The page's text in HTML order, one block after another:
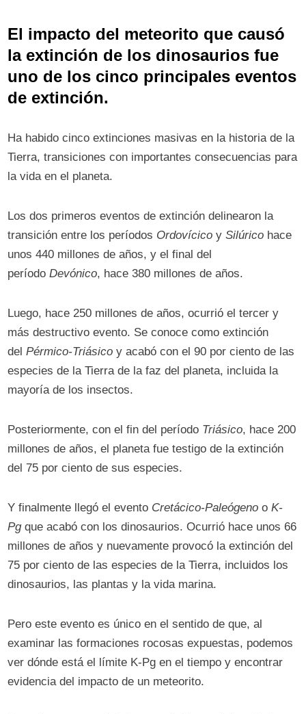
El impacto del meteorito que causó
la extinción de los dinosaurios fue
uno de los cinco principales eventos
de extinción.
Ha habido cinco extinciones masivas en la historia de la
Tierra, transiciones con importantes consecuencias para
la vida en el planeta.
Los dos primeros eventos de extinción delinearon la
transición entre los períodos Ordovícico ySilúrico hace
unos 440 millones de años, y el final del
períodoDevónico, hace 380 millones de años.
Luego, hace 250 millones de años, ocurrió el tercer y
más destructivo evento. Se conoce como extinción
delPérmico-Triásico y acabó con el 90 por ciento de las
especies de la Tierra de la faz del planeta, incluida la
mayoría de los insectos.
Posteriormente, con el fin del período Triásico, hace 200
millones de años, el planeta fue testigo de la extinción
del 75 por ciento de sus especies.
Y finalmente llegó el evento Cretácico-Paleógeno oK-
Pgque acabó con los dinosaurios. Ocurrió hace unos 66
millones de años y nuevamente provocó la extinción del
75 por ciento de las especies de la Tierra, incluidos los
dinosaurios, las plantas y la vida marina.
Pero este evento es único en el sentido de que, al
examinar las formaciones rocosas expuestas, podemos
ver dónde está el límite K-Pg en el tiempo y encontrar
evidencia del impacto de un meteorito.